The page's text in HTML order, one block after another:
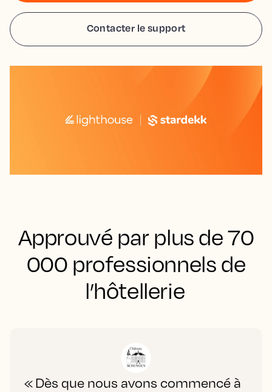
Contacter le support
Approuvé par plus de 70
000 professionnels de
l’hôtellerie
« Dès que nous avons commencé à